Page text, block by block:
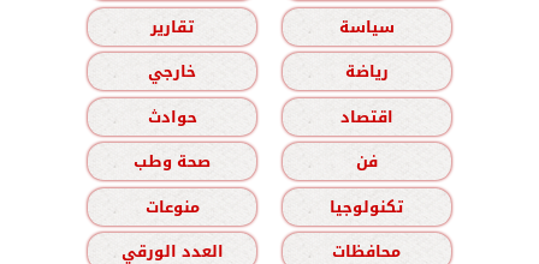
سياسة
تقارير
رياضة
خارجي
اقتصاد
حوادث
فن
صحة وطب
تكنولوجيا
منوعات
محافظات
العدد الورقي